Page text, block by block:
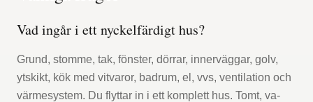
Vad ingår i ett nyckelfärdigt hus?
Grund, stomme, tak, fönster, dörrar, innerväggar, golv,
ytskikt, kök med vitvaror, badrum, el, vvs, ventilation och
värmesystem. Du flyttar in i ett komplett hus. Tomt, va-